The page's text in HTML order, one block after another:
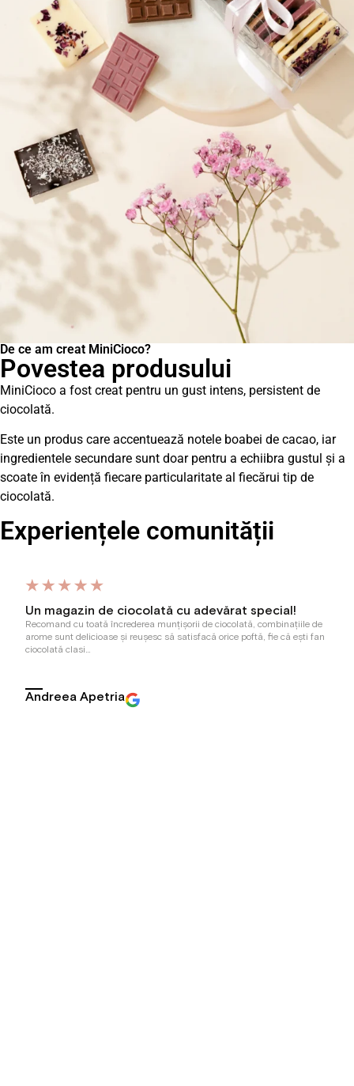
Energie: 552,7 kcal | Grăsimi: 35,6 g - din care saturate: 21,0 g
| Carbohidrați: 50,9 g - din care zaharuri: 49,0 g | Proteine:
9,3 g | Fibre: 0,4 g | Sare: 0,26 g
The White
Energie: 563,3 kcal | Grăsimi: 35,1 g - din care saturate: 21,2 g
| Carbohidrați: 54,9 g - din care zaharuri: 53,2 g | Proteine:
6,1 g | Fibre: 0,7 g | Sare: 0,21 g
De ce am creat MiniCioco?
Povestea produsului
MiniCioco a fost creat pentru un gust intens, persistent de
ciocolată.
Este un produs care accentuează notele boabei de cacao, iar
ingredientele secundare sunt doar pentru a echiibra gustul și a
scoate în evidență fiecare particularitate al fiecărui tip de
ciocolată.
Experiențele comunității
Un magazin de ciocolată cu adevărat special!
Recomand cu toată încrederea munțișorii de ciocolată, combinațiile de
arome sunt delicioase și reușesc să satisfacă orice poftă, fie că ești fan
ciocolată clasi…
Andreea Apetria